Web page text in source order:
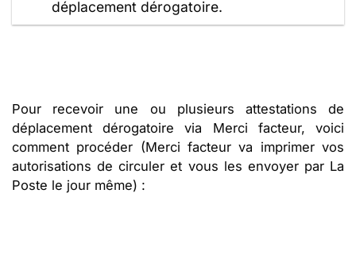
déplacement dérogatoire.
Pour recevoir une ou plusieurs attestations de
déplacement dérogatoire via Merci facteur, voici
comment procéder (Merci facteur va imprimer vos
autorisations de circuler et vous les envoyer par La
Poste le jour même) :